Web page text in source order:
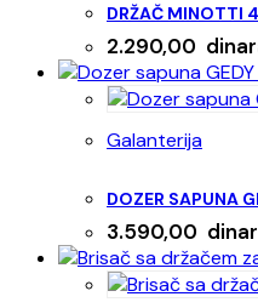
DRŽAČ MINOTTI
2.290,00
Galanterija
DOZER SAPUNA
3.590,00